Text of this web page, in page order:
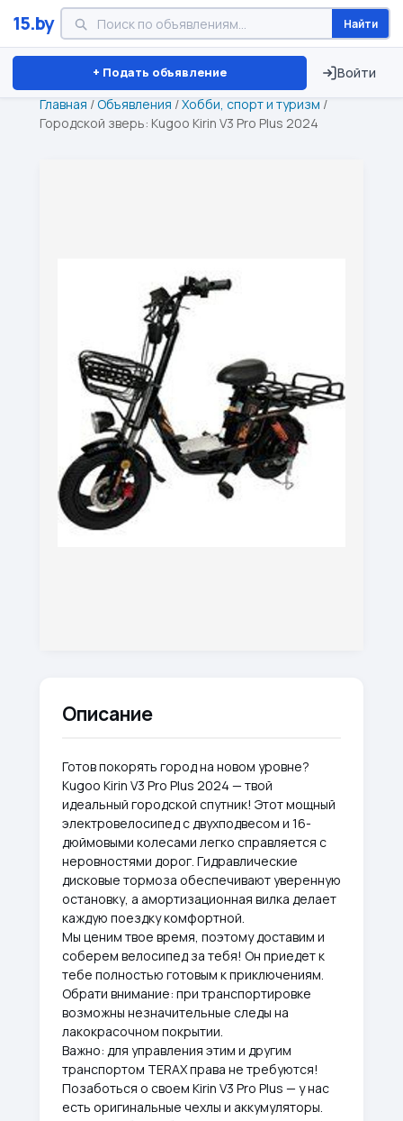
15.by Найти
+ Подать объявление Войти
Минск Витебск Брест ⏱ ТОЛЬКО 15 ДНЕЙ
Главная /Объявления /Хобби, спорт и туризм /
Городской зверь: Kugoo Kirin V3 Pro Plus 2024
Описание
Готов покорять город на новом уровне?
Kugoo Kirin V3 Pro Plus 2024 — твой
идеальный городской спутник! Этот мощный
электровелосипед с двухподвесом и 16-
дюймовыми колесами легко справляется с
неровностями дорог. Гидравлические
дисковые тормоза обеспечивают уверенную
остановку, а амортизационная вилка делает
каждую поездку комфортной.
Мы ценим твое время, поэтому доставим и
соберем велосипед за тебя! Он приедет к
тебе полностью готовым к приключениям.
Обрати внимание: при транспортировке
возможны незначительные следы на
лакокрасочном покрытии.
Важно: для управления этим и другим
транспортом TERAX права не требуются!
Позаботься о своем Kirin V3 Pro Plus — у нас
есть оригинальные чехлы и аккумуляторы.